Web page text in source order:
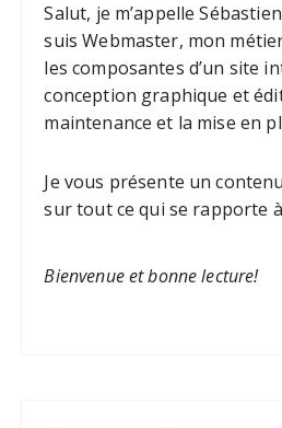
Salut, je m’appelle
suis Webmaster, mon
les composantes d’un site
conception graphique et
maintenance et la mise en
Je vous présente un
sur tout ce qui se rapporte
Bienvenue et bonne lecture!